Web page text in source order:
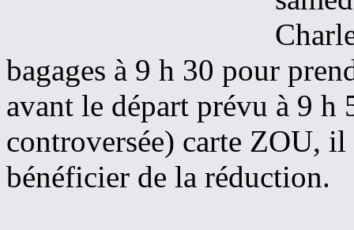
bagages à 9 h 30 pour
avant le départ prévu à 9
controversée) carte ZOU,
bénéficier de la réduction.